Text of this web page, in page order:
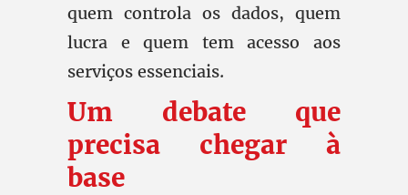
quem controla os dados, quem
lucra e quem tem acesso aos
serviços essenciais.
Um debate que
precisa chegar à
base